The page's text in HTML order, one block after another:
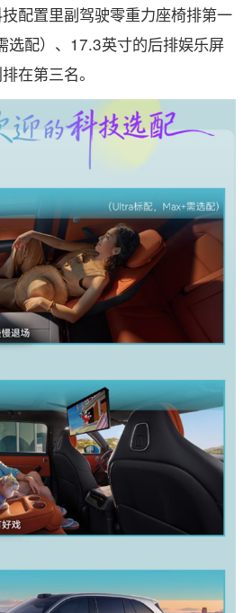
配置里副驾驶零重力座椅排第一
选配）、17.3英寸的后排娱乐屏
在第三名。